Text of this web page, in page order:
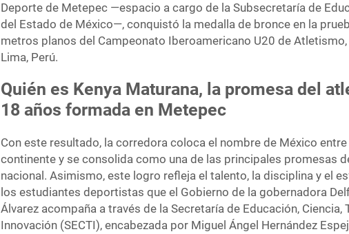
Deporte de Metepec —espacio a cargo de la Subsecretaría de
del Estado de México—, conquistó la medalla de bronce en la
metros planos del Campeonato Iberoamericano U20 de
Lima, Perú.
Quién es Kenya Maturana, la promesa del
18 años formada en Metepec
Con este resultado, la corredora coloca el nombre de México
continente y se consolida como una de las principales promesas
nacional. Asimismo, este logro refleja el talento, la disciplina y el
los estudiantes deportistas que el Gobierno de la gobernadora
Álvarez acompaña a través de la Secretaría de Educación, Ciencia,
Innovación (SECTI), encabezada por Miguel Ángel Hernández